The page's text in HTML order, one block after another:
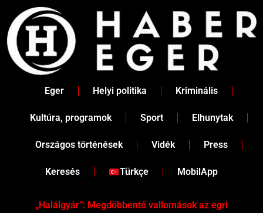
content
Eger Helyi politika Kriminális
Kultúra, programok Sport Elhunytak
Országos történések Vidék Press
Keresés Türkçe MobilApp
„Halálgyár”: Megdöbbentő vallomások az egri